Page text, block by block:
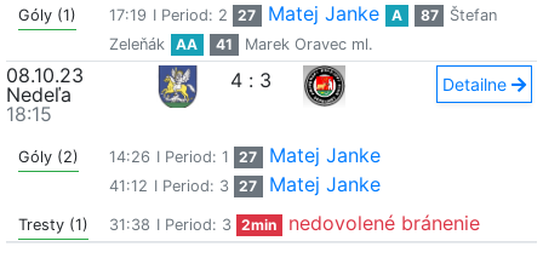
Góly (1) 17:19 I Period: 2 27 Matej Janke A 87
Štefan
Zeleňák
AA 41 Marek Oravec ml.
08.10.23
Nedeľa
18:15
4 : 3 Detailne
Góly (2) 14:26 I Period: 1 27 Matej Janke
41:12 I Period: 3 27 Matej Janke
Tresty (1) 31:38 I Period: 3 2min nedovolené bránenie